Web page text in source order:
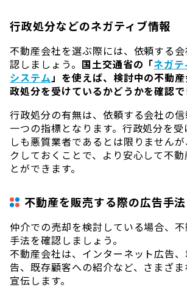
行政処分などのネガティブ情報
不動産会社を選ぶ際には、依頼する
認しましょう。 国土交通省の「ネガ
システム 」を使えば、検討中の不動
政処分を受けているかどうかを確認
行政処分の有無は、依頼する会社の
一つの指標となります。行政処分を
しも悪質業者であるとは限りません
クしておくことで、より安心して不
とができます。
不動産を販売する際の広告手法
仲介での売却を検討している場合、
手法を確認しましょう。
不動産会社は、インターネット広告
告、既存顧客への紹介など、さまざ
宣伝します。